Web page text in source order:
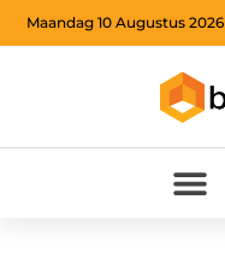
Maandag 10 Augustus 2026